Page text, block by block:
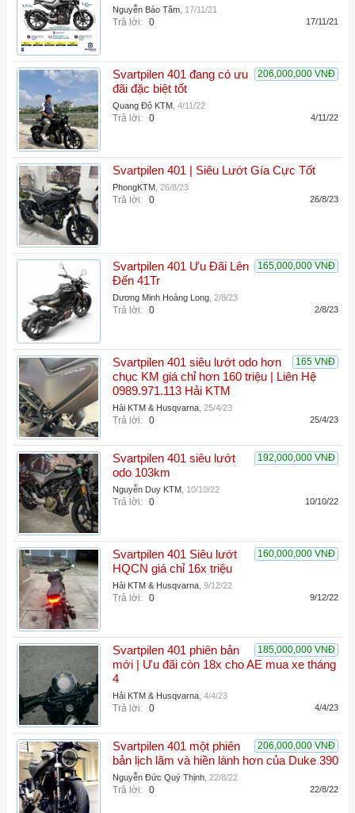
Nguyễn Bảo Tâm 17/11/21
Trả lời: 0 17/11/21
206,000,000 VNĐ
Svartpilen 401 đang có ưu
đãi đặc biệt tốt
Quang Độ KTM 4/11/22
Trả lời: 0 4/11/22
Svartpilen 401 | Siêu Lướt Gía Cực Tốt
PhongKTM 26/8/23
Trả lời: 0 26/8/23
165,000,000 VNĐ
Svartpilen 401 Ưu Đãi Lên
Đến 41Tr
Dương Minh Hoàng Long 2/8/23
Trả lời: 0 2/8/23
165 VNĐ
Svartpilen 401 siêu lướt odo hơn
chục KM giá chỉ hơn 160 triệu | Liên Hệ
0989.971.113 Hải KTM
Hải KTM & Husqvarna 25/4/23
Trả lời: 0 25/4/23
192,000,000 VNĐ
Svartpilen 401 siêu lướt
odo 103km
Nguyễn Duy KTM 10/10/22
Trả lời: 0 10/10/22
160,000,000 VNĐ
Svartpilen 401 Siêu lướt
HQCN giá chỉ 16x triệu
Hải KTM & Husqvarna 9/12/22
Trả lời: 0 9/12/22
185,000,000 VNĐ
Svartpilen 401 phiên bản
mới | Ưu đãi còn 18x cho AE mua xe tháng
4
Hải KTM & Husqvarna 4/4/23
Trả lời: 0 4/4/23
206,000,000 VNĐ
Svartpilen 401 một phiên
bản lịch lãm và hiền lành hơn của Duke 390
Nguyễn Đức Quý Thịnh 22/8/22
Trả lời: 0 22/8/22